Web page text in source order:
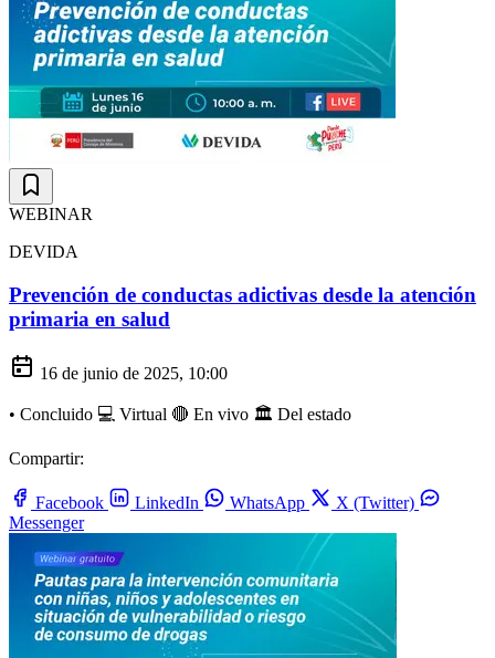
WEBINAR
DEVIDA
Prevención de conductas adictivas desde la atención
primaria en salud
16 de junio de 2025, 10:00
• Concluido 💻 Virtual 🔴 En vivo 🏛️ Del estado
Compartir:
Facebook LinkedIn WhatsApp
X (Twitter)
Messenger